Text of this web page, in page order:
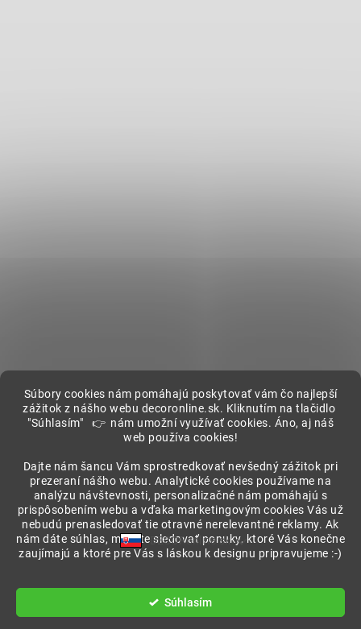
Súbory cookies nám pomáhajú poskytovať vám čo najlepší
zážitok z nášho webu decoronline.sk. Kliknutím na tlačidlo
"Súhlasím" 👉 nám umožní využívať cookies. Áno, aj náš
web používa cookies!
Dajte nám šancu Vám sprostredkovať nevšedný zážitok pri
prezeraní nášho webu. Analytické cookies používame na
analýzu návštevnosti, personalizačné nám pomáhajú s
prispôsobením webu a vďaka marketingovým cookies Vás už
nebudú prenasledovať tie otravné nerelevantné reklamy. Ak
nám dáte súhlas, môžete sledovať ponuky, ktoré Vás konečne
zaujímajú a ktoré pre Vás s láskou k designu pripravujeme :-)
Súhlasím
Showroom
DECORonline.sk